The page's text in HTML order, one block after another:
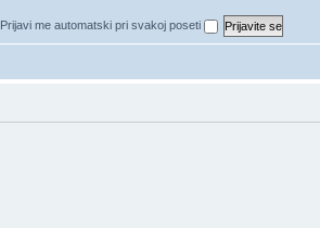
Prijavi me automatski pri svakoj poseti